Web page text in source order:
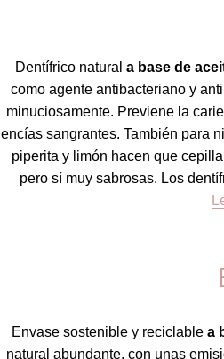
Dentífrico natural a base de
como agente antibacteriano y
minuciosamente. Previene la
encías sangrantes. También para
piperita y limón hacen que
pero sí muy sabrosas. Los
Envase sostenible y reciclablea
natural abundante, con unas